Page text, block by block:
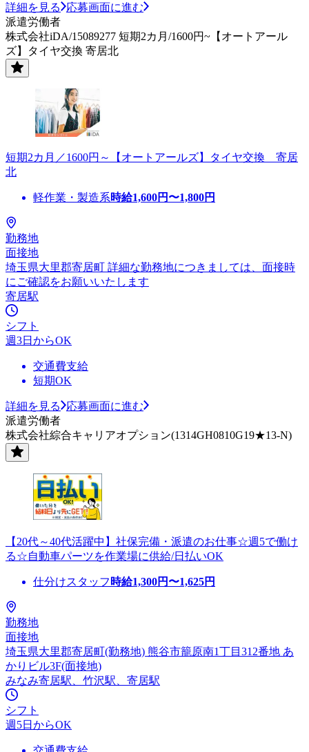
詳細を見る
応募画面に進む
派遣労働者
株式会社iDA/15089277 短期2カ月/1600円~【オートアール
ズ】タイヤ交換 寄居北
短期2カ月／1600円～【オートアールズ】タイヤ交換 寄居
北
軽作業・製造系時給1,600円〜1,800円
勤務地
面接地
埼玉県大里郡寄居町 詳細な勤務地につきましては、面接時
にご確認をお願いいたします
寄居駅
シフト
週3日からOK
交通費支給
短期OK
詳細を見る
応募画面に進む
派遣労働者
株式会社綜合キャリアオプション(1314GH0810G19★13-N)
【20代～40代活躍中】社保完備・派遣のお仕事☆週5で働け
る☆自動車パーツを作業場に供給/日払いOK
仕分けスタッフ 時給1,300円〜1,625円
勤務地
面接地
埼玉県大里郡寄居町(勤務地) 熊谷市籠原南1丁目312番地 あ
かりビル3F(面接地)
みなみ寄居駅、竹沢駅、寄居駅
シフト
週5日からOK